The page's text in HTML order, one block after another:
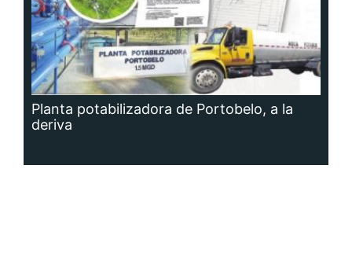
Planta potabilizadora de Portobelo, a la
deriva